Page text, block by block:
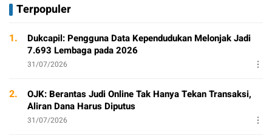
Terpopuler
1.
Dukcapil: Pengguna Data Kependudukan Melonjak Jadi
7.693 Lembaga pada 2026
31/07/2026
2.
OJK: Berantas Judi Online Tak Hanya Tekan Transaksi,
Aliran Dana Harus Diputus
31/07/2026